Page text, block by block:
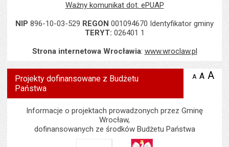
Ważny komunikat dot. ePUAP
NIP 896-10-03-529 REGON 001094670 Identyfikator gminy
TERYT: 026401 1
Strona internetowa Wrocławia: www.wroclaw.pl
Wyświetlono artykuł "Projekty dofinansowane z Budżetu
Projekty dofinansowane z Budżetu
Państwa
A zmniejsz
A A
Informacje o projektach prowadzonych przez Gminę
Wrocław,
dofinansowanych ze środków Budżetu Państwa